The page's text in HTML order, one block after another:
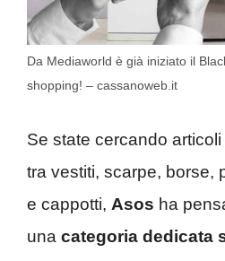
Da Mediaworld è già iniziato il
shopping! – cassanoweb.it
Se state cercando
tra vestiti, scarpe, borse,
e cappotti, Asos ha
una categoria dedicata